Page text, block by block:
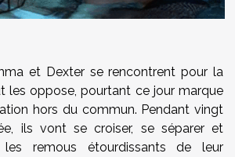
et Dexter se rencontrent pour la
les oppose, pourtant ce jour marque
hors du commun. Pendant vingt
ils vont se croiser, se séparer et
les remous étourdissants de leur